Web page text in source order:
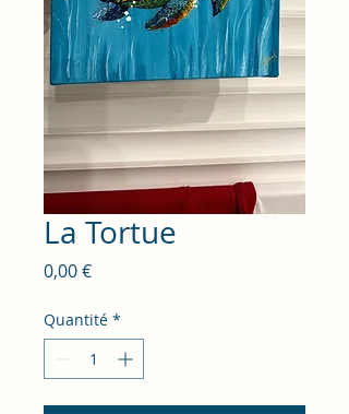
La Tortue
0,00 €Prix
Quantité *